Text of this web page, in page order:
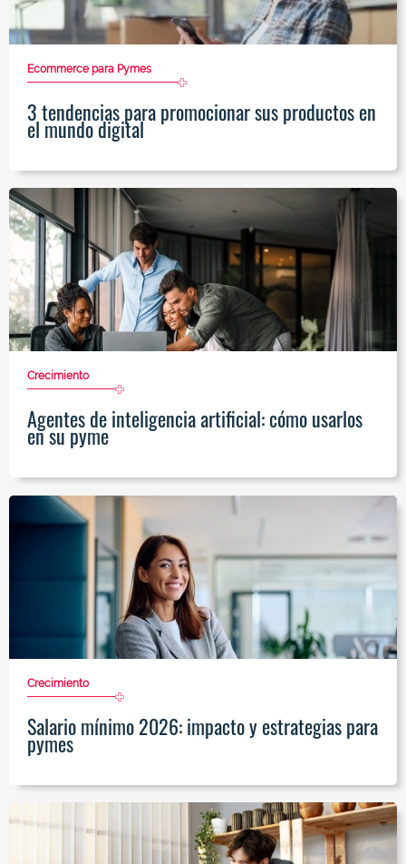
Ecommerce para Pymes
3 tendencias para promocionar sus productos en
el mundo digital
Crecimiento
Agentes de inteligencia artificial: cómo usarlos
en su pyme
Crecimiento
Salario mínimo 2026: impacto y estrategias para
pymes